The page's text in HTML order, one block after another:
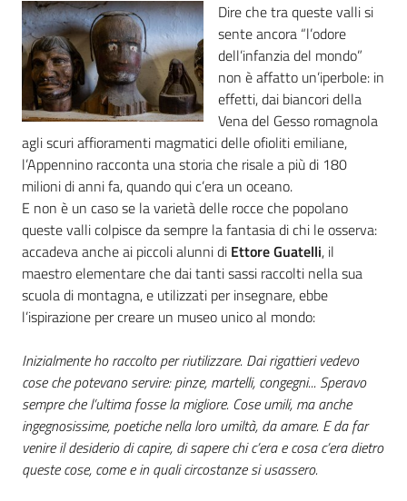
Dire che tra queste valli si
sente ancora “l’odore
dell’infanzia del mondo”
non è affatto un’iperbole: in
effetti, dai biancori della
Vena del Gesso romagnola
agli scuri affioramenti magmatici delle ofioliti emiliane,
l’Appennino racconta una storia che risale a più di 180
milioni di anni fa, quando qui c’era un oceano.
E non è un caso se la varietà delle rocce che popolano
queste valli colpisce da sempre la fantasia di chi le osserva:
accadeva anche ai piccoli alunni di Ettore Guatelli, il
maestro elementare che dai tanti sassi raccolti nella sua
scuola di montagna, e utilizzati per insegnare, ebbe
l’ispirazione per creare un museo unico al mondo:
Inizialmente ho raccolto per riutilizzare. Dai rigattieri vedevo
cose che potevano servire: pinze, martelli, congegni... Speravo
sempre che l’ultima fosse la migliore. Cose umili, ma anche
ingegnosissime, poetiche nella loro umiltà, da amare. E da far
venire il desiderio di capire, di sapere chi c’era e cosa c’era dietro
queste cose, come e in quali circostanze si usassero.